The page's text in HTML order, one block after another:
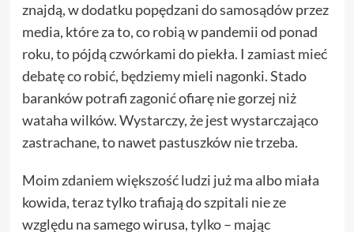
znajdą, w dodatku popędzani do samosądów przez
media, które za to, co robią w pandemii od ponad
roku, to pójdą czwórkami do piekła. I zamiast mieć
debatę co robić, będziemy mieli nagonki. Stado
baranków potrafi zagonić ofiarę nie gorzej niż
wataha wilków. Wystarczy, że jest wystarczająco
zastrachane, to nawet pastuszków nie trzeba.
Moim zdaniem większość ludzi już ma albo miała
kowida, teraz tylko trafiają do szpitali nie ze
względu na samego wirusa, tylko – mając